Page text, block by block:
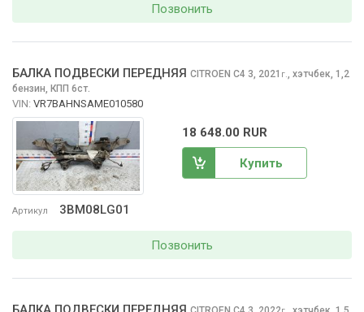
Позвонить
Артикул 3BM08LG01
БАЛКА ПОДВЕСКИ ПЕРЕДНЯЯ CITROEN C4 3, 2021 г., хэтчбек, 1,2
бензин, КПП 6ст.
VIN: VR7BAHNSAME010580
18 648.00 RUR
Купить
Позвонить